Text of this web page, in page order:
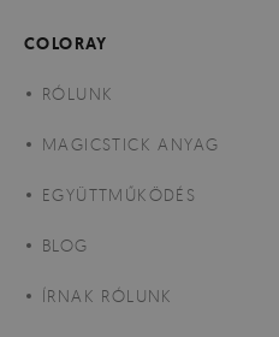
COLORAY
RÓLUNK
MAGICSTICK ANYAG
EGYÜTTMŰKÖDÉS
BLOG
ÍRNAK RÓLUNK